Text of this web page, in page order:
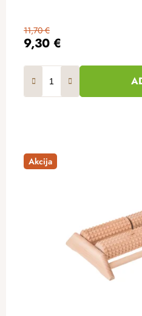
9,30 €
11,70 €
Akcija